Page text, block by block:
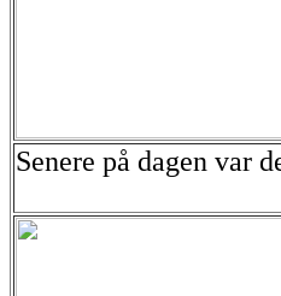
Senere på dagen var